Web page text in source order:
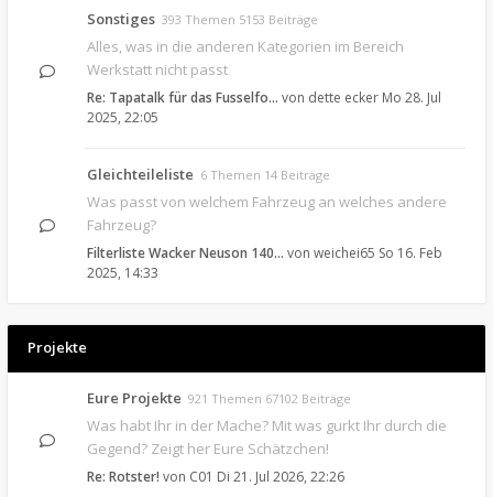
Sonstiges 393 Themen 5153 Beiträge
Alles, was in die anderen Kategorien im Bereich
Werkstatt nicht passt
Re: Tapatalk für das Fusselfo… von dette ecker Mo 28. Jul
2025, 22:05
Gleichteileliste 6 Themen 14 Beiträge
Was passt von welchem Fahrzeug an welches andere
Fahrzeug?
Filterliste Wacker Neuson 140… von weichei65 So 16. Feb
2025, 14:33
Projekte
Eure Projekte 921 Themen 67102 Beiträge
Was habt Ihr in der Mache? Mit was gurkt Ihr durch die
Gegend? Zeigt her Eure Schätzchen!
Re: Rotster! von C01 Di 21. Jul 2026, 22:26